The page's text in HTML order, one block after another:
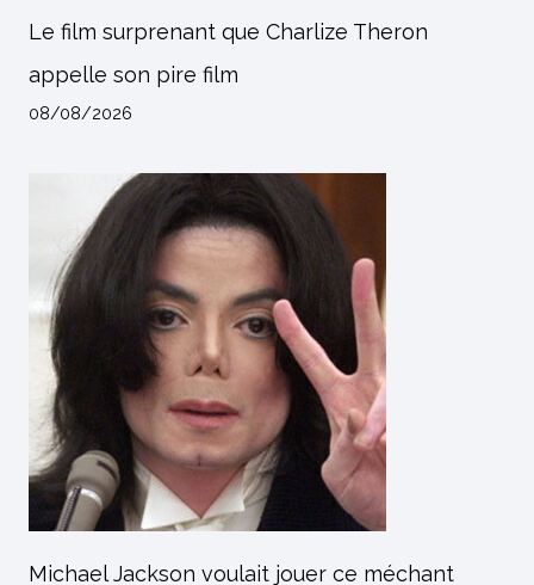
Le film surprenant que Charlize Theron
appelle son pire film
08/08/2026
Michael Jackson voulait jouer ce méchant